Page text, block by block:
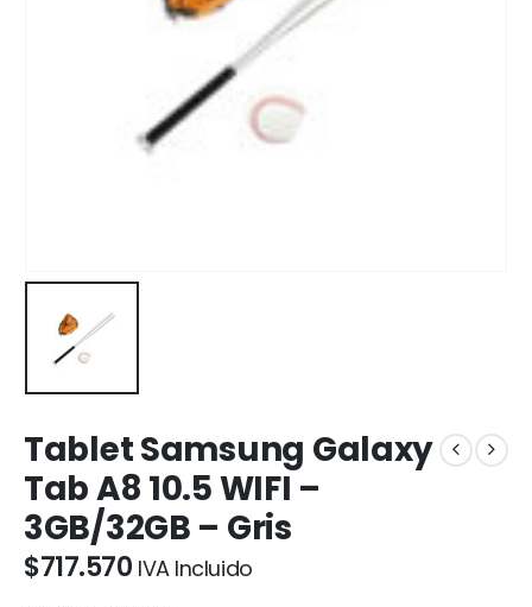
Tablet Samsung Galaxy
Tab A8 10.5 WIFI –
3GB/32GB – Gris
$717.570 IVA Incluido